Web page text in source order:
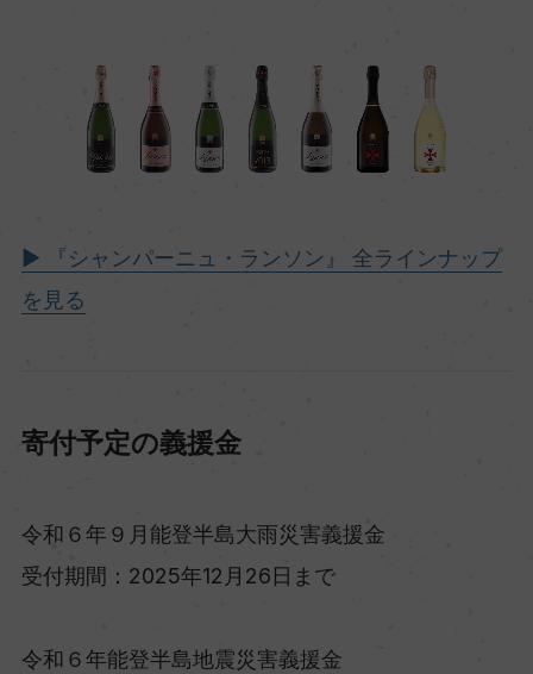
▶ 『シャンパーニュ・ランソン』 全ラインナップ
を見る
寄付予定の義援金
令和６年９月能登半島大雨災害義援金
受付期間：2025年12月26日まで
令和６年能登半島地震災害義援金